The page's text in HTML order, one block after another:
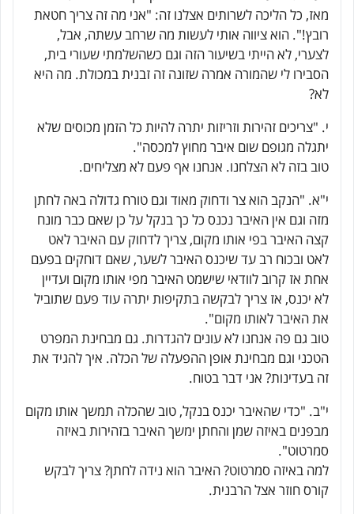
מאז, כל הליכה לשרותים אצלנו זה: "אני מה זה צריך חטאת
רובץ!". הוא ציווה אותי לעשות מה שרחב עשתה, אבל,
לצערי, לא הייתי בשיעור הזה וגם כשהשלמתי שעורי בית,
הסבירו לי שהמורה אמרה שזונה זה זבנית במכולת. מה היא
לא?
י. "צריכים זהירות וזריזות יתרה להיות כל הזמן מכוסים שלא
יתגלה מגופם שום איבר מחוץ למכסה".
טוב בזה לא הצלחנו. אנחנו אף פעם לא מצליחים.
י"א. "הנקב הוא צר ודחוק מאוד וגם טורח גדולה באה לחתן
מזה וגם אין האיבר נכנס כל כך בנקל על כן שאם כבר מונח
קצה האיבר בפי אותו מקום, צריך לדחוק עם האיבר לאט
לאט ובכוח רב עד שיכנס האיבר לשער, שאם דוחקים בפעם
אחת אז קרוב לוודאי שישמט האיבר מפי אותו מקום ועדיין
לא יכנס, אז צריך לבקשה בתקיפות יתרה עוד פעם שתוביל
את האיבר לאותו מקום".
טוב גם פה אנחנו לא עונים להגדרות. גם מבחינת המפרט
הטכני וגם מבחינת אופן ההפעלה של הכלה. איך להגיד את
זה בעדינות? אני דבר בטוח.
י"ב. "כדי שהאיבר יכנס בנקל, טוב שהכלה תמשך אותו מקום
מבפנים באיזה שמן והחתן ימשך האיבר בזהירות באיזה
סמרטוט".
למה באיזה סמרטוט? האיבר הוא נידה לחתן? צריך לבקש
קורס חוזר אצל הרבנית.